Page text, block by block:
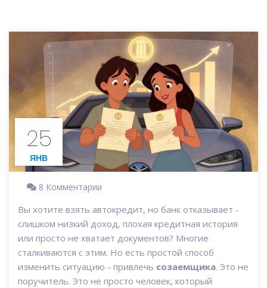
25
ЯНВ
8 Комментарии
Вы хотите взять автокредит, но банк отказывает -
слишком низкий доход, плохая кредитная история
или просто не хватает документов? Многие
сталкиваются с этим. Но есть простой способ
изменить ситуацию - привлечь созаемщика. Это не
поручитель. Это не просто человек, который